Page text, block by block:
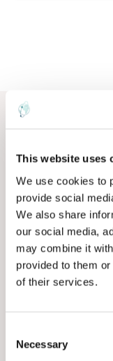
This website uses
We use cookies to
provide social
We also share
our social media,
may combine it
provided to them
of their services.
Necessary
Amid